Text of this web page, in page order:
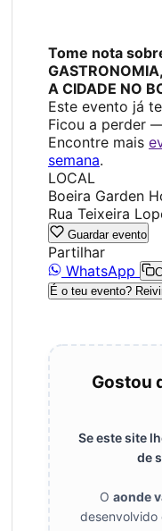
Tome nota
A CIDADE NO
Este evento já
Ficou a perder
Encontre mais
semana.
LOCAL
Boeira Garden
Rua Teixeira
Guardar evento
Partilhar
WhatsApp
É o teu evento?
Gostou
Se este site
de
O aonde
desenvolvido